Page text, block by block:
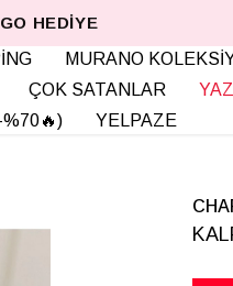
HEDIYE
MURANO
ÇOK SATANLAR
YELPAZE